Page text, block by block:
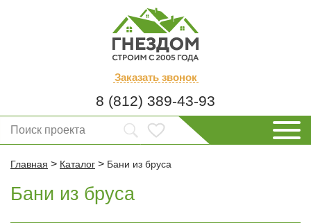
Заказать звонок
8 (812) 389-43-93
Главная > Каталог > Бани из бруса
Бани из бруса